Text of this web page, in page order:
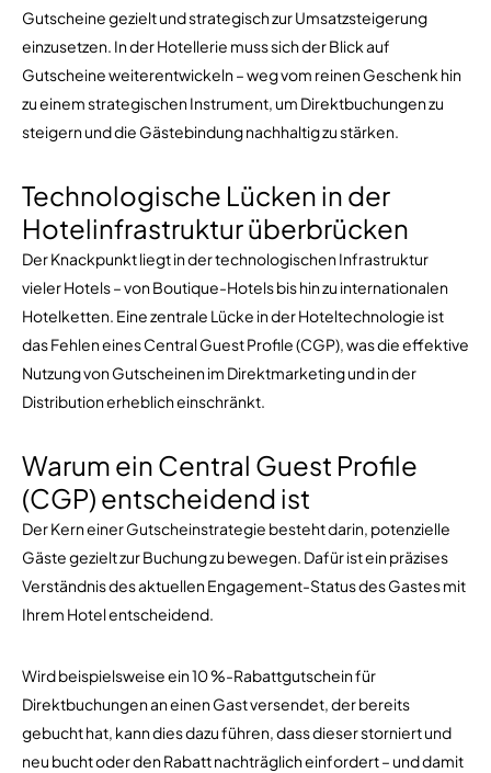
Gutscheine gezielt und strategisch zur Umsatzsteigerung
einzusetzen. In der Hotellerie muss sich der Blick auf
Gutscheine weiterentwickeln – weg vom reinen Geschenk hin
zu einem strategischen Instrument, um Direktbuchungen zu
steigern und die Gästebindung nachhaltig zu stärken.
Technologische Lücken in der
Hotelinfrastruktur überbrücken
Der Knackpunkt liegt in der technologischen Infrastruktur
vieler Hotels – von Boutique-Hotels bis hin zu internationalen
Hotelketten. Eine zentrale Lücke in der Hoteltechnologie ist
das Fehlen eines Central Guest Profile (CGP), was die effektive
Nutzung von Gutscheinen im Direktmarketing und in der
Distribution erheblich einschränkt.
Warum ein Central Guest Profile
(CGP) entscheidend ist
Der Kern einer Gutscheinstrategie besteht darin, potenzielle
Gäste gezielt zur Buchung zu bewegen. Dafür ist ein präzises
Verständnis des aktuellen Engagement-Status des Gastes mit
Ihrem Hotel entscheidend.
Wird beispielsweise ein 10 %-Rabattgutschein für
Direktbuchungen an einen Gast versendet, der bereits
gebucht hat, kann dies dazu führen, dass dieser storniert und
neu bucht oder den Rabatt nachträglich einfordert – und damit